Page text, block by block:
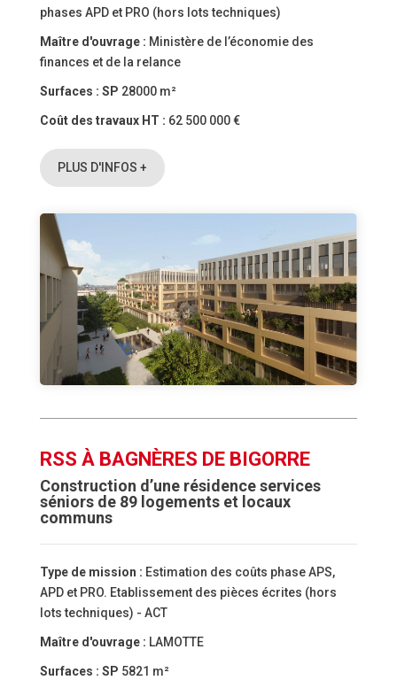
phases APD et PRO (hors lots techniques)
Maître d'ouvrage : Ministère de l’économie des
finances et de la relance
Surfaces : SP 28000 m²
Coût des travaux HT : 62 500 000 €
PLUS D'INFOS +
RSS À BAGNÈRES DE BIGORRE
Construction d’une résidence services
séniors de 89 logements et locaux
communs
Type de mission : Estimation des coûts phase APS,
APD et PRO. Etablissement des pièces écrites (hors
lots techniques) - ACT
Maître d'ouvrage : LAMOTTE
Surfaces : SP 5821 m²